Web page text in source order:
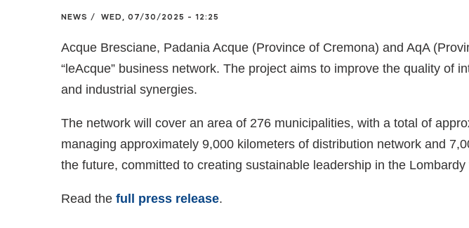
NEWS / WED, 07/30/2025 - 12:25
Acque Bresciane, Padania Acque (Province of Cremona) and AqA
“leAcque” business network. The project aims to improve the quality of
and industrial synergies.
The network will cover an area of 276 municipalities, with a total of
managing approximately 9,000 kilometers of distribution network and
the future, committed to creating sustainable leadership in the Lombardy
Read the full press release.